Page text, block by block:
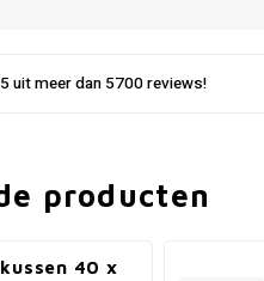
uit meer dan 5700 reviews!
producten
40 x